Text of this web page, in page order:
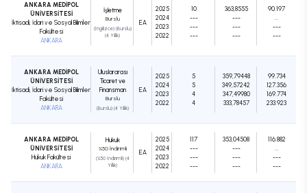
ANKARA MEDİPOL
ÜNİVERSİTESİ
İktisadi, İdari ve Sosyal Bilimler
Fakültesi
ANKARA
İşletme
Burslu
(İngilizce) (Burslu)
(4 Yıllık)
EA
2025
2024
2023
2022
10
---
---
---
363,8555
---
---
---
90.197
---
---
ANKARA MEDİPOL
ÜNİVERSİTESİ
İktisadi, İdari ve Sosyal Bilimler
Fakültesi
ANKARA
Uluslararası
Ticaret ve
Finansman
Burslu
(Burslu) (4 Yıllık)
EA
2025
2024
2023
2022
5
5
4
4
359,79448
349,57242
347,49980
333,78457
99.734
127.356
169.774
233.923
ANKARA MEDİPOL
ÜNİVERSİTESİ
Hukuk Fakültesi
ANKARA
Hukuk
%50 İndirimli
(%50 İndirimli) (4
Yıllık)
EA
2025
2024
2023
2022
117
---
---
---
353,04508
---
---
---
116.882
---
---